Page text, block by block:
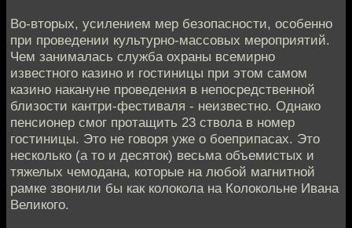
Во-вторых, усилением мер безопасности, особенно
при проведении культурно-массовых мероприятий.
Чем занималась служба охраны всемирно
известного казино и гостиницы при этом самом
казино накануне проведения в непосредственной
близости кантри-фестиваля - неизвестно. Однако
пенсионер смог протащить 23 ствола в номер
гостиницы. Это не говоря уже о боеприпасах. Это
несколько (а то и десяток) весьма объемистых и
тяжелых чемодана, которые на любой магнитной
рамке звонили бы как колокола на Колокольне Ивана
Великого.